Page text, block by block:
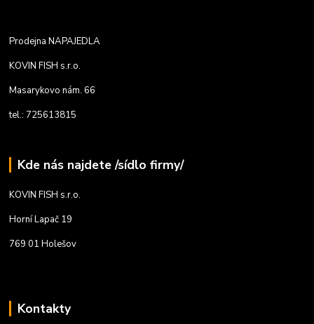
Prodejna NAPAJEDLA
KOVIN FISH s.r.o.
Masarykovo nám. 66
tel.: 725613815
Kde nás najdete /sídlo firmy/
KOVIN FISH s.r.o.
Horní Lapač 19
769 01 Holešov
Kontakty